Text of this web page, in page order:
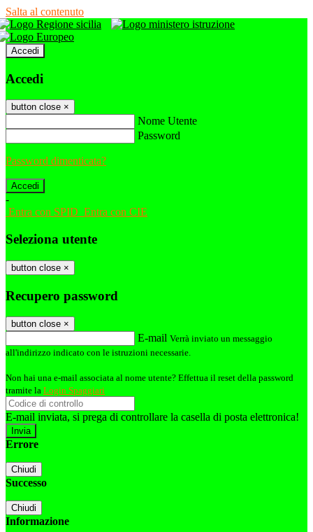
Salta al contenuto
Accedi
Accedi
button close ×
Nome Utente
Password
Password dimenticata?
-
Entra con SPID Entra con CIE
Seleziona utente
button close ×
Recupero password
button close ×
E-mail Verrà inviato un messaggio
all'indirizzo indicato con le istruzioni necessarie.
Non hai una e-mail associata al nome utente? Effettua il reset della password
tramite la Login Spaggiari
E-mail inviata, si prega di controllare la casella di posta elettronica!
Errore
Chiudi
Successo
Chiudi
Informazione